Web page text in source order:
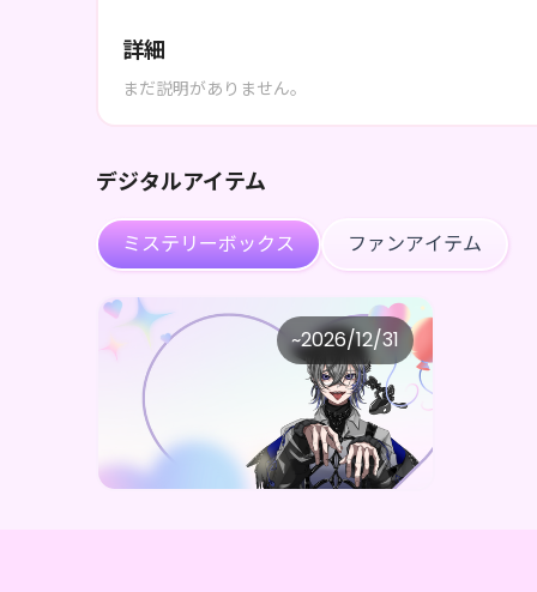
詳細
まだ説明がありません。
デジタルアイテム
ミステリーボックス ファンアイテム
~2026/12/31
海凪幽良
海凪幽良 Latimeria TreasureBOX 𓈒𓂂𓏸ᗦ↞◃
価格
1,000 購入はこちら